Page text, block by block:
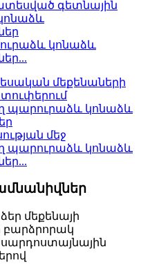
կոնաձև
մեջ
պարուրաձև կոնաձև